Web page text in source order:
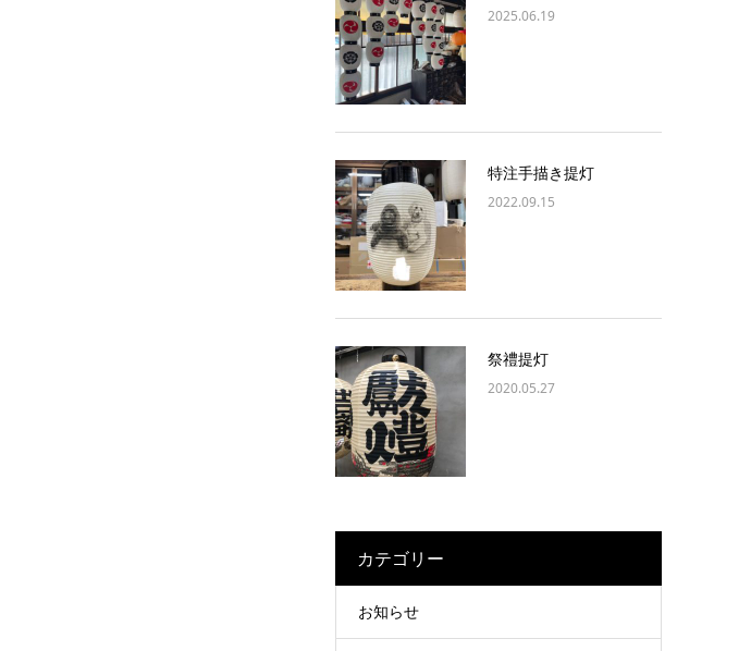
2025.06.19
特注手描き提灯
2022.09.15
祭禮提灯
2020.05.27
カテゴリー
お知らせ